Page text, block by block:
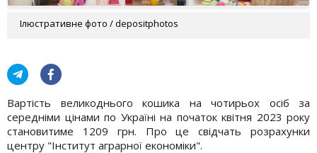
Ілюстративне фото / depositphotos
Вартість великоднього кошика на чотирьох осіб за
середніми цінами по Україні на початок квітня 2023 року
становитиме 1209 грн. Про це свідчать розрахунки
центру "Інститут аграрної економіки".